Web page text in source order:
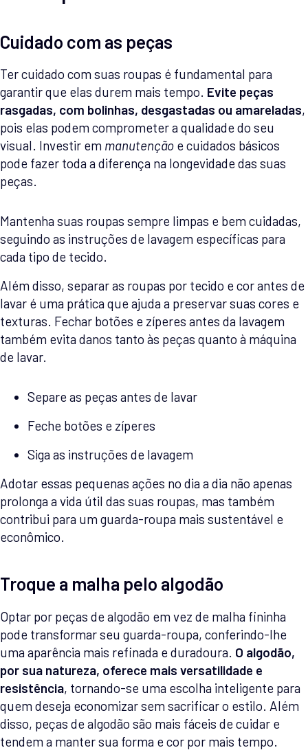
Cuidado com as peças
Ter cuidado com suas roupas é fundamental para
garantir que elas durem mais tempo. Evite peças
rasgadas, com bolinhas, desgastadas ou amareladas,
pois elas podem comprometer a qualidade do seu
visual. Investir em manutenção e cuidados básicos
pode fazer toda a diferença na longevidade das suas
peças.
Mantenha suas roupas sempre limpas e bem cuidadas,
seguindo as instruções de lavagem específicas para
cada tipo de tecido.
Além disso, separar as roupas por tecido e cor antes de
lavar é uma prática que ajuda a preservar suas cores e
texturas. Fechar botões e zíperes antes da lavagem
também evita danos tanto às peças quanto à máquina
de lavar.
Separe as peças antes de lavar
Feche botões e zíperes
Siga as instruções de lavagem
Adotar essas pequenas ações no dia a dia não apenas
prolonga a vida útil das suas roupas, mas também
contribui para um guarda-roupa mais sustentável e
econômico.
Troque a malha pelo algodão
Optar por peças de algodão em vez de malha fininha
pode transformar seu guarda-roupa, conferindo-lhe
uma aparência mais refinada e duradoura. O algodão,
por sua natureza, oferece mais versatilidade e
resistência, tornando-se uma escolha inteligente para
quem deseja economizar sem sacrificar o estilo. Além
disso, peças de algodão são mais fáceis de cuidar e
tendem a manter sua forma e cor por mais tempo.